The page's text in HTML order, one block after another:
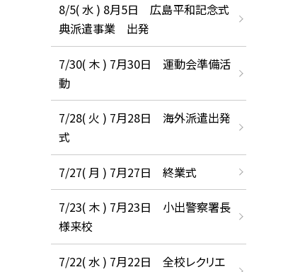
8/5( 水 ) 8月5日 広島平和記念式
典派遣事業 出発
7/30( 木 ) 7月30日 運動会準備活
動
7/28( 火 ) 7月28日 海外派遣出発
式
7/27( 月 ) 7月27日 終業式
7/23( 木 ) 7月23日 小出警察署長
様来校
7/22( 水 ) 7月22日 全校レクリエ